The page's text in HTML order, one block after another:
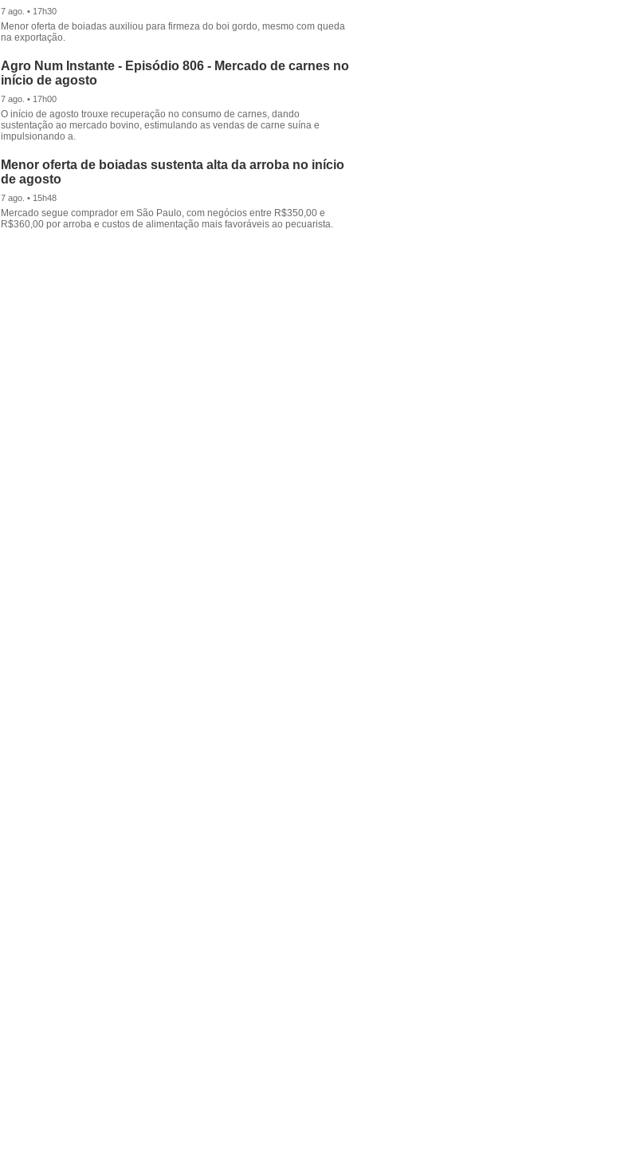
7 ago. • 17h30
Menor oferta de boiadas auxiliou para firmeza do boi gordo, mesmo com queda
na exportação.
Agro Num Instante - Episódio 806 - Mercado de carnes no
início de agosto
7 ago. • 17h00
O início de agosto trouxe recuperação no consumo de carnes, dando
sustentação ao mercado bovino, estimulando as vendas de carne suína e
impulsionando a.
Menor oferta de boiadas sustenta alta da arroba no início
de agosto
7 ago. • 15h48
Mercado segue comprador em São Paulo, com negócios entre R$350,00 e
R$360,00 por arroba e custos de alimentação mais favoráveis ao pecuarista.